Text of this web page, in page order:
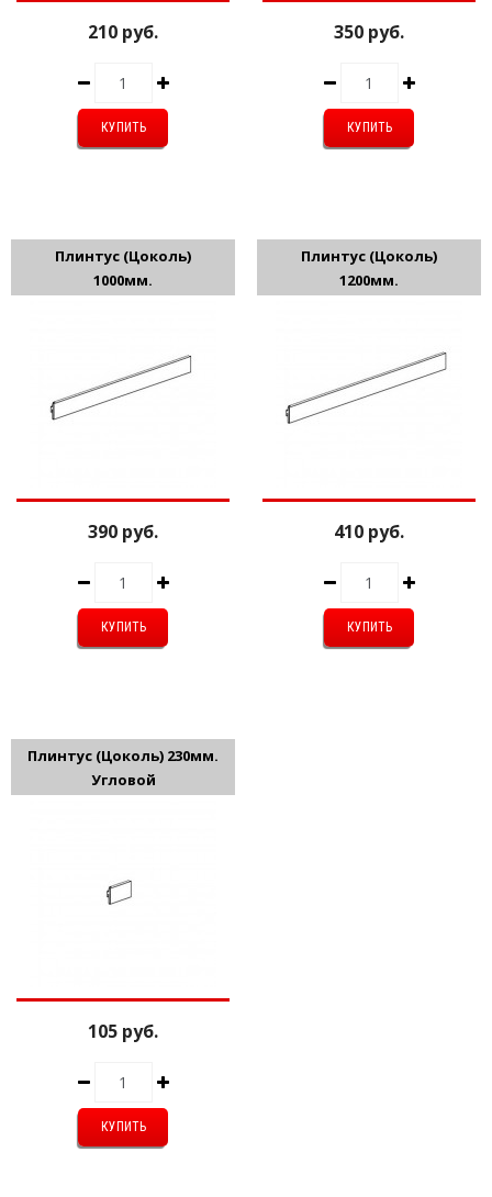
210 руб. 350 руб.
Плинтус (Цоколь)
1000мм.
390 руб.
Плинтус (Цоколь)
1200мм.
410 руб.
Плинтус (Цоколь) 230мм.
Угловой
105 руб.